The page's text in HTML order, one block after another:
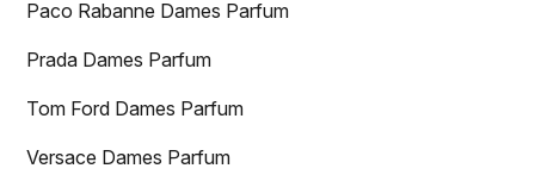
Paco Rabanne Dames Parfum
Prada Dames Parfum
Tom Ford Dames Parfum
Versace Dames Parfum